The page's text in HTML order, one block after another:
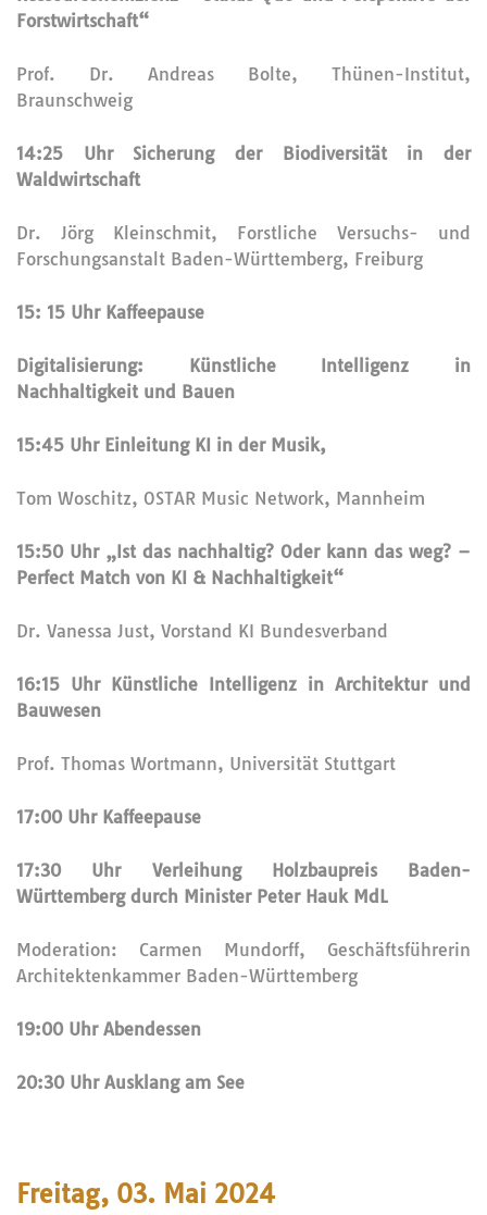
Forstwirtschaft“
Prof. Dr. Andreas Bolte, Thünen-Institut,
Braunschweig
14:25 Uhr Sicherung der Biodiversität in der
Waldwirtschaft
Dr. Jörg Kleinschmit, Forstliche Versuchs- und
Forschungsanstalt Baden-Württemberg, Freiburg
15: 15 Uhr Kaffeepause
Digitalisierung: Künstliche Intelligenz in
Nachhaltigkeit und Bauen
15:45 Uhr Einleitung KI in der Musik,
Tom Woschitz, OSTAR Music Network, Mannheim
15:50 Uhr „Ist das nachhaltig? Oder kann das weg? –
Perfect Match von KI & Nachhaltigkeit“
Dr. Vanessa Just, Vorstand KI Bundesverband
16:15 Uhr Künstliche Intelligenz in Architektur und
Bauwesen
Prof. Thomas Wortmann, Universität Stuttgart
17:00 Uhr Kaffeepause
17:30 Uhr Verleihung Holzbaupreis Baden-
Württemberg durch Minister Peter Hauk MdL
Moderation: Carmen Mundorff, Geschäftsführerin
Architektenkammer Baden-Württemberg
19:00 Uhr Abendessen
20:30 Uhr Ausklang am See
Freitag, 03. Mai 2024